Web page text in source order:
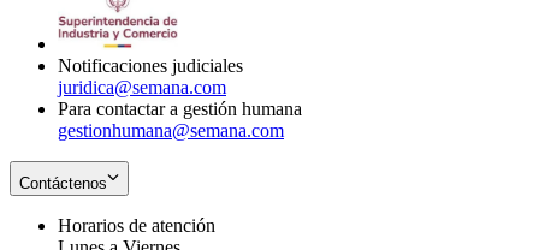
Notificaciones judiciales
juridica@semana.com
Para contactar a gestión humana
gestionhumana@semana.com
Contáctenos
Horarios de atención